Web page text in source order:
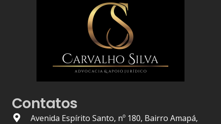
Contatos
Avenida Espírito Santo, nº 180, Bairro Amapá,